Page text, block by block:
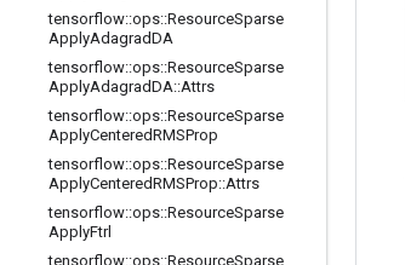
tensorflow::ops::ResourceSparse
ApplyAdagradDA
tensorflow::ops::ResourceSparse
ApplyAdagradDA::Attrs
tensorflow::ops::ResourceSparse
ApplyCenteredRMSProp
tensorflow::ops::ResourceSparse
ApplyCenteredRMSProp::Attrs
tensorflow::ops::ResourceSparse
ApplyFtrl
tensorflow::ops::ResourceSparse